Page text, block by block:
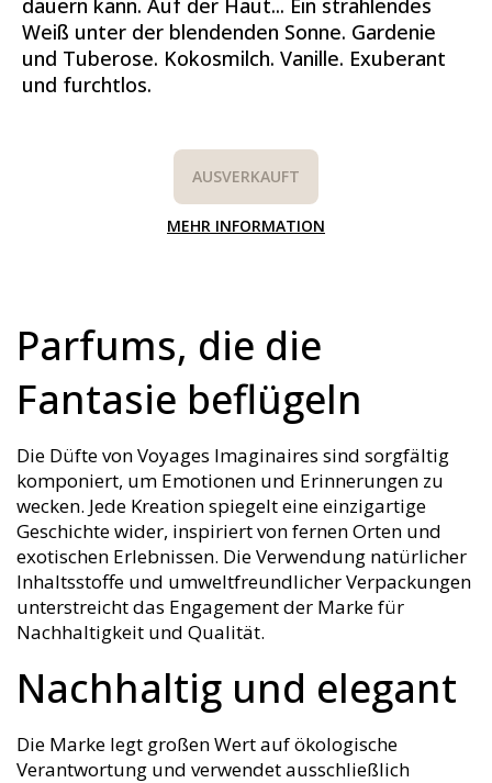
dauern kann. Auf der Haut... Ein strahlendes
Weiß unter der blendenden Sonne. Gardenie
und Tuberose. Kokosmilch. Vanille. Exuberant
und furchtlos.
AUSVERKAUFT
MEHR INFORMATION
Parfums, die die
Fantasie beflügeln
Die Düfte von Voyages Imaginaires sind sorgfältig
komponiert, um Emotionen und Erinnerungen zu
wecken. Jede Kreation spiegelt eine einzigartige
Geschichte wider, inspiriert von fernen Orten und
exotischen Erlebnissen. Die Verwendung natürlicher
Inhaltsstoffe und umweltfreundlicher Verpackungen
unterstreicht das Engagement der Marke für
Nachhaltigkeit und Qualität.
Nachhaltig und elegant
Die Marke legt großen Wert auf ökologische
Verantwortung und verwendet ausschließlich